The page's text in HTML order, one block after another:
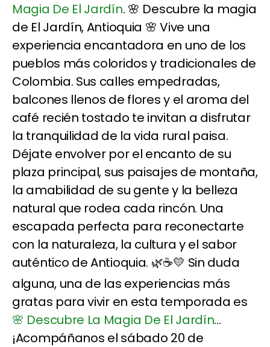
Magia De El Jardín. 🌸 Descubre la magia
de El Jardín, Antioquia 🌸 Vive una
experiencia encantadora en uno de los
pueblos más coloridos y tradicionales de
Colombia. Sus calles empedradas,
balcones llenos de flores y el aroma del
café recién tostado te invitan a disfrutar
la tranquilidad de la vida rural paisa.
Déjate envolver por el encanto de su
plaza principal, sus paisajes de montaña,
la amabilidad de su gente y la belleza
natural que rodea cada rincón. Una
escapada perfecta para reconectarte
con la naturaleza, la cultura y el sabor
auténtico de Antioquia. 🌿☕💛 Sin duda
alguna, una de las experiencias más
gratas para vivir en esta temporada es
🌸 Descubre La Magia De El Jardín...
¡Acompáñanos el sábado 20 de